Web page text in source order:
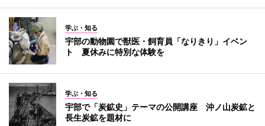
学ぶ・知る
宇部の動物園で獣医・飼育員「なりきり」イベン
ト 夏休みに特別な体験を
学ぶ・知る
宇部で「炭鉱史」テーマの公開講座 沖ノ山炭鉱と
長生炭鉱を題材に